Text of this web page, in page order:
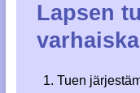
Lapsen
Tuen